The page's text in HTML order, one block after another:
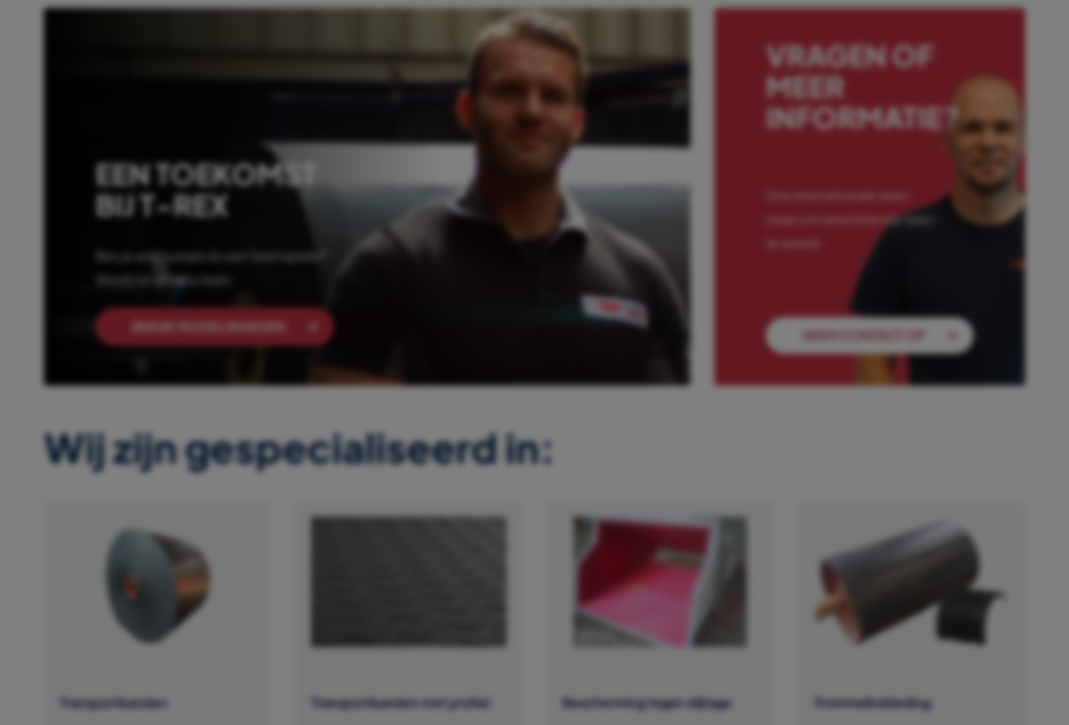
EEN TOEKOMST
BIJ T-REX
Ben je enthousiast én een teamspeler?
Wordt lid van ons team.
BEKIJK MOGELIJKHEDEN
VRAGEN OF
MEER
INFORMATIE?
staat u in verschillende talen
NEEM CONTACT OP
Wij zijn gespecialiseerd in:
Transportbanden Transportbanden met profiel Bescherming tegen slijtage Trommelbekleding